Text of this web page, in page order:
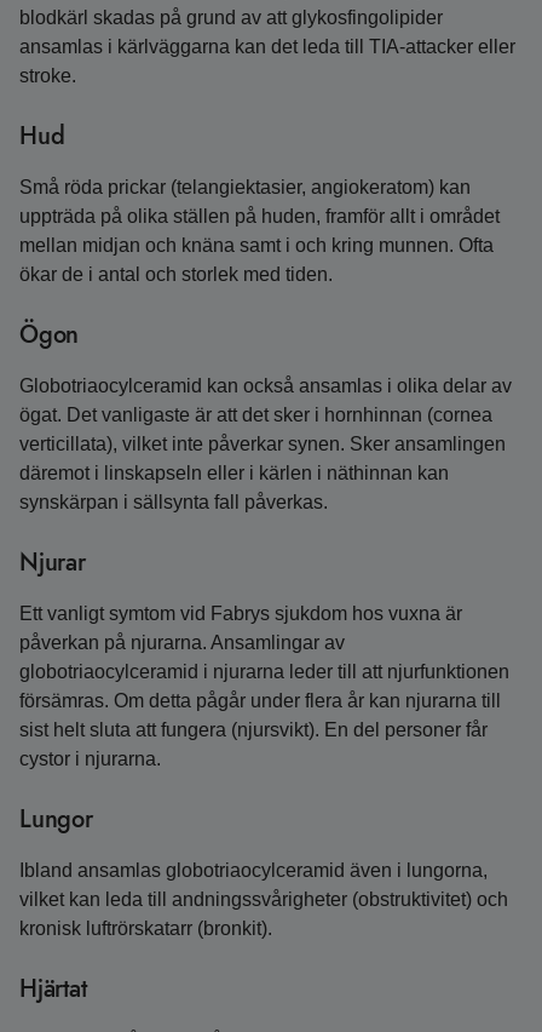
blodkärl skadas på grund av att glykosfingolipider
ansamlas i kärlväggarna kan det leda till TIA-attacker eller
stroke.
Hud
Små röda prickar (telangiektasier, angiokeratom) kan
uppträda på olika ställen på huden, framför allt i området
mellan midjan och knäna samt i och kring munnen. Ofta
ökar de i antal och storlek med tiden.
Ögon
Globotriaocylceramid kan också ansamlas i olika delar av
ögat. Det vanligaste är att det sker i hornhinnan (cornea
verticillata), vilket inte påverkar synen. Sker ansamlingen
däremot i linskapseln eller i kärlen i näthinnan kan
synskärpan i sällsynta fall påverkas.
Njurar
Ett vanligt symtom vid Fabrys sjukdom hos vuxna är
påverkan på njurarna. Ansamlingar av
globotriaocylceramid i njurarna leder till att njurfunktionen
försämras. Om detta pågår under flera år kan njurarna till
sist helt sluta att fungera (njursvikt). En del personer får
cystor i njurarna.
Lungor
Ibland ansamlas globotriaocylceramid även i lungorna,
vilket kan leda till andningssvårigheter (obstruktivitet) och
kronisk luftrörskatarr (bronkit).
Hjärtat